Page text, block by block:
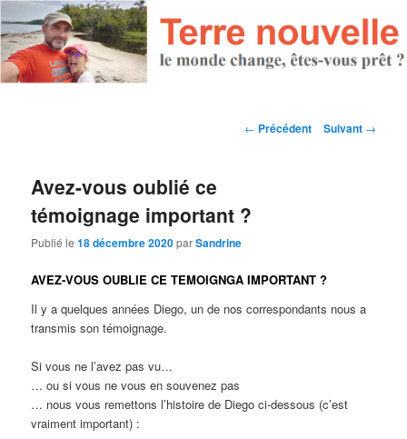
Navigation des articles
← Précédent Suivant →
Avez-vous oublié ce
témoignage important ?
Publié le18 décembre 2020parSandrine
AVEZ-VOUS OUBLIE CE TEMOIGNGA IMPORTANT ?
Il y a quelques années Diego, un de nos correspondants nous a
transmis son témoignage.
Si vous ne l’avez pas vu…
… ou si vous ne vous en souvenez pas
… nous vous remettons l’histoire de Diego ci-dessous (c’est
vraiment important) :